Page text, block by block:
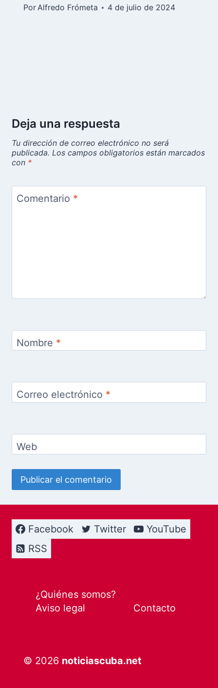
PorAlfredo Frómeta 4 de julio de 2024
Deja una respuesta
Tu dirección de correo electrónico no será
publicada. Los campos obligatorios están marcados
con *
Comentario *
Nombre *
Correo electrónico *
Web
Facebook Twitter
YouTube
RSS
¿Quiénes somos?
Aviso legal
Contacto
© 2026 noticiascuba.net